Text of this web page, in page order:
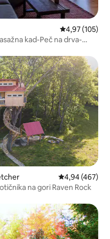
Povprečna
4,97 (105)
kad-Peč na drva-
z značko »Izbira gostov«
Povprečna
4,94 (467)
na gori Raven Rock
z značko »Izbira gostov«